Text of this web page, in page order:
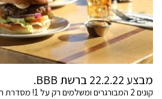
מבצע 22.2.22 ברשת BBB.
קונים 2 המבורגרים ומשלמים רק על 1! מסדרת ההמבורגרים הקלאסיים.